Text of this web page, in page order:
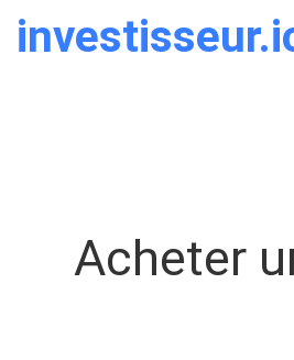
Acheter